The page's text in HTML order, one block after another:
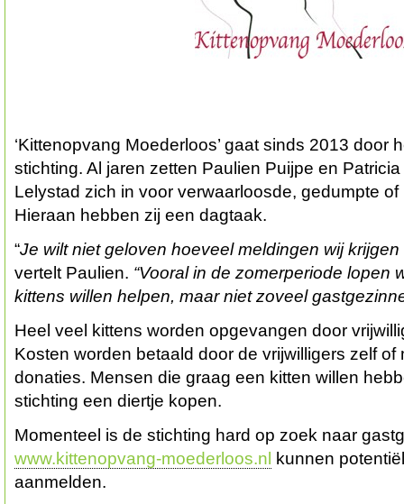
‘Kittenopvang Moederloos’ gaat sinds 2013 door
stichting. Al jaren zetten Paulien Puijpe en
Lelystad zich in voor verwaarloosde, gedumpte
Hieraan hebben zij een dagtaak.
“Je wilt niet geloven hoeveel meldingen wij
vertelt Paulien. “Vooral in de zomerperiode lopen
kittens willen helpen, maar niet zoveel
Heel veel kittens worden opgevangen door
Kosten worden betaald door de vrijwilligers zelf of
donaties. Mensen die graag een kitten willen
stichting een diertje kopen.
Momenteel is de stichting hard op zoek naar
www.kittenopvang-moederloos.nl
kunnen
aanmelden.